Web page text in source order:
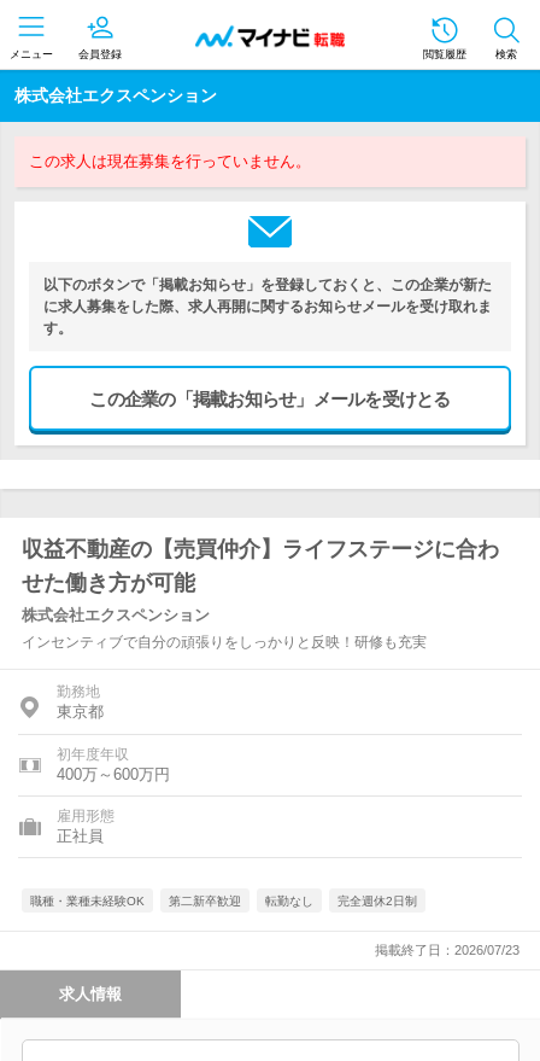
メニュー 会員登録 閲覧履歴 検索
株式会社エクスペンション
この求人は現在募集を行っていません。
以下のボタンで「掲載お知らせ」を登録しておくと、この企業が新た
に求人募集をした際、求人再開に関するお知らせメールを受け取れま
す。
この企業の「掲載お知らせ」メールを受けとる
収益不動産の【売買仲介】ライフステージに合わ
せた働き方が可能
株式会社エクスペンション
インセンティブで自分の頑張りをしっかりと反映！研修も充実
勤務地
東京都
初年度年収
400万～600万円
雇用形態
正社員
職種・業種未経験OK 第二新卒歓迎 転勤なし 完全週休2日制
掲載終了日：2026/07/23
求人情報